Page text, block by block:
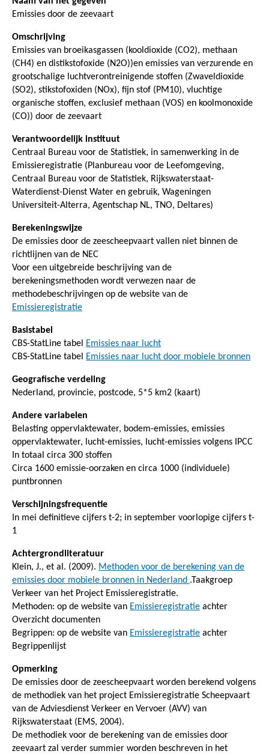
Emissies door de zeevaart
Omschrijving
Emissies van broeikasgassen (kooldioxide (CO2), methaan
(CH4) en distikstofoxide (N2O))en emissies van verzurende en
grootschalige luchtverontreinigende stoffen (Zwaveldioxide
(SO2), stikstofoxiden (NOx), fijn stof (PM10), vluchtige
organische stoffen, exclusief methaan (VOS) en koolmonoxide
(CO)) door de zeevaart
Verantwoordelijk instituut
Centraal Bureau voor de Statistiek, in samenwerking in de
Emissieregistratie (Planbureau voor de Leefomgeving,
Centraal Bureau voor de Statistiek, Rijkswaterstaat-
Waterdienst-Dienst Water en gebruik, Wageningen
Universiteit-Alterra, Agentschap NL, TNO, Deltares)
Berekeningswijze
De emissies door de zeescheepvaart vallen niet binnen de
richtlijnen van de NEC
Voor een uitgebreide beschrijving van de
berekeningsmethoden wordt verwezen naar de
methodebeschrijvingen op de website van de
Emissieregistratie
Basistabel
CBS-StatLine tabel
Emissies naar lucht
CBS-StatLine tabel
Emissies naar lucht door mobiele bronnen
Geografische verdeling
Nederland, provincie, postcode, 5*5 km2 (kaart)
Andere variabelen
Belasting oppervlaktewater, bodem-emissies, emissies
oppervlaktewater, lucht-emissies, lucht-emissies volgens IPCC
In totaal circa 300 stoffen
Circa 1600 emissie-oorzaken en circa 1000 (individuele)
puntbronnen
Verschijningsfrequentie
In mei definitieve cijfers t-2; in september voorlopige cijfers t-
1
Achtergrondliteratuur
Klein, J., et al. (2009). Methoden voor de berekening van de
emissies door mobiele bronnen in Nederland .Taakgroep
Verkeer van het Project Emissieregistratie.
Methoden: op de website van Emissieregistratie achter
Overzicht documenten
Begrippen: op de website van Emissieregistratie achter
Begrippenlijst
Opmerking
De emissies door de zeescheepvaart worden berekend volgens
de methodiek van het project Emissieregistratie Scheepvaart
van de Adviesdienst Verkeer en Vervoer (AVV) van
Rijkswaterstaat (EMS, 2004).
De methodiek voor de berekening van de emissies door
zeevaart zal verder summier worden beschreven in het